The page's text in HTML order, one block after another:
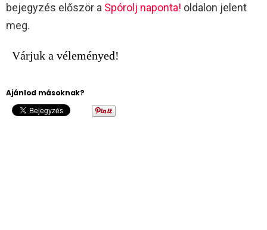
bejegyzés először a Spórolj naponta! oldalon jelent
meg.
Várjuk a véleményed!
Ajánlod másoknak?